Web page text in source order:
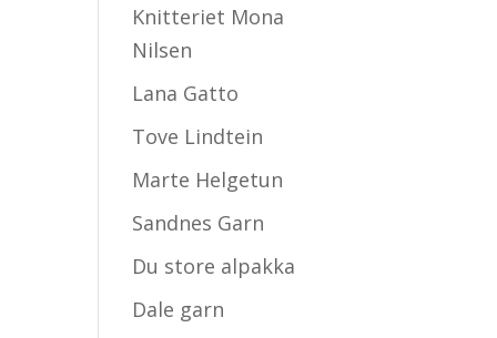
Knitteriet Mona
Nilsen
Lana Gatto
Tove Lindtein
Marte Helgetun
Sandnes Garn
Du store alpakka
Dale garn